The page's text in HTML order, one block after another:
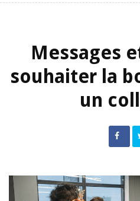
Messages
souhaiter la
un